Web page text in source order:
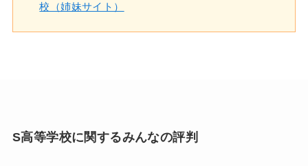
校（姉妹サイト）
S高等学校に関するみんなの評判